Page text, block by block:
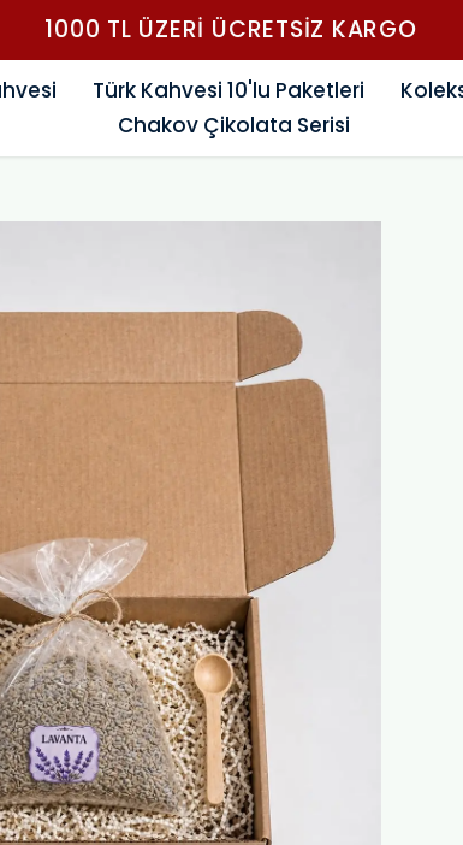
satışına özel Türk Kahvesi 600
Türk Kahvesi 10'lu Paketleri
Chakov Çikolata Serisi